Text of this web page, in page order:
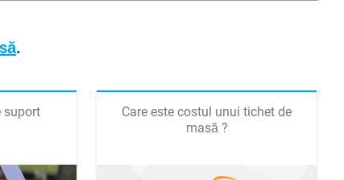
.
suport
Care este costul unui tichet de
masă ?